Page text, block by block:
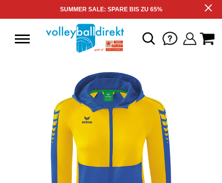
SUMMER SALE: SPARE BIS ZU 65%